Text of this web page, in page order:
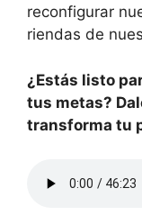
reconfigurar
riendas de
¿Estás listo
tus metas?
transforma tu